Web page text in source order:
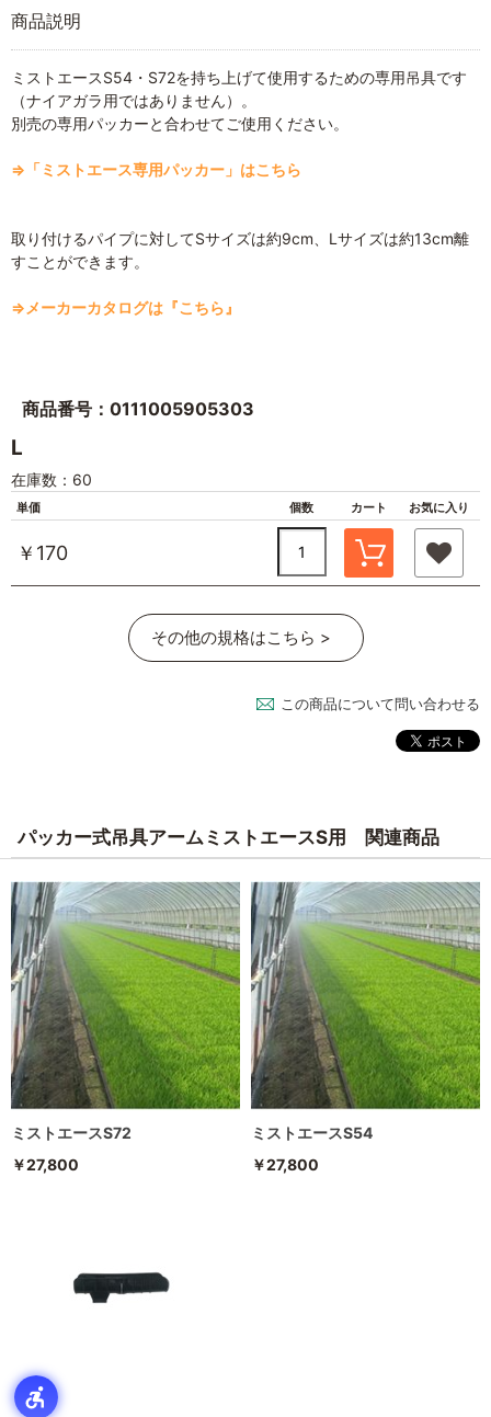
商品説明
ミストエースS54・S72を持ち上げて使用するための専用吊具です
（ナイアガラ用ではありません）。
別売の専用パッカーと合わせてご使用ください。
⇒「ミストエース専用パッカー」はこちら
取り付けるパイプに対してSサイズは約9cm、Lサイズは約13cm離
すことができます。
⇒メーカーカタログは『こちら』
商品番号：0111005905303
L
在庫数：60
単価 個数 カート お気に入り
￥170
その他の規格はこちら >
この商品について問い合わせる
パッカー式吊具アームミストエースS用 関連商品
ミストエースS72
￥27,800
ミストエースS54
￥27,800